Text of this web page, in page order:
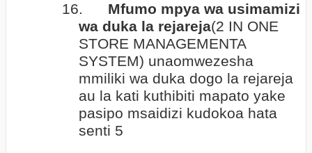
16.
Mfumo mpya wa usimamizi
wa duka la rejareja(2 IN ONE
STORE MANAGEMENTA
SYSTEM) unaomwezesha
mmiliki wa duka dogo la rejareja
au la kati kuthibiti mapato yake
pasipo msaidizi kudokoa hata
senti 5